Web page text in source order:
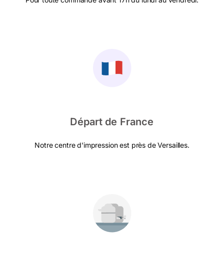
Départ de France
Notre centre d'impression est près de Versailles.